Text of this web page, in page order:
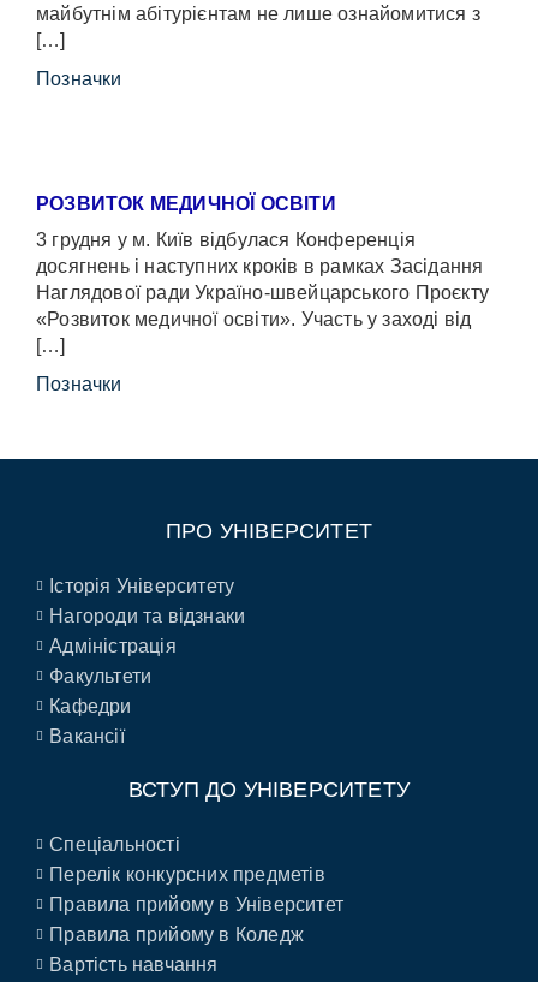
майбутнім абітурієнтам не лише ознайомитися з
[…]
Позначки
РОЗВИТОК МЕДИЧНОЇ ОСВІТИ
3 грудня у м. Київ відбулася Конференція
досягнень і наступних кроків в рамках Засідання
Наглядової ради Україно-швейцарського Проєкту
«Розвиток медичної освіти». Участь у заході від
[…]
Позначки
ПРО УНІВЕРСИТЕТ
Історія Університету
Нагороди та відзнаки
Адміністрація
Факультети
Кафедри
Вакансії
ВСТУП ДО УНІВЕРСИТЕТУ
Спеціальності
Перелік конкурсних предметів
Правила прийому в Університет
Правила прийому в Коледж
Вартість навчання